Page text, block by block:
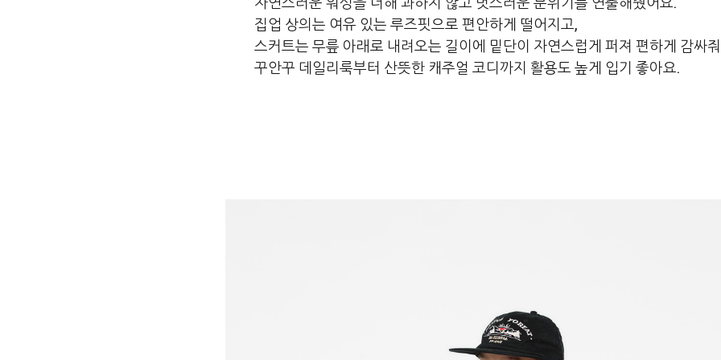
집업 상의는 여유 있는 루즈핏으로 편안하게 떨어지고,
스커트는 무릎 아래로 내려오는 길이에 밑단이 자연스럽게 퍼져 편하게 감싸
꾸안꾸 데일리룩부터 산뜻한 캐주얼 코디까지 활용도 높게 입기 좋아요.